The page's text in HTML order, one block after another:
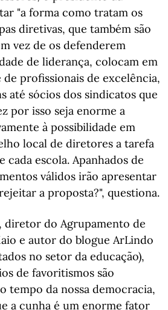
"a forma como tratam os
diretivas, que também são
vez de os defenderem
de liderança, colocam em
de profissionais de excelência,
até sócios dos sindicatos que
por isso seja enorme a
à possibilidade em
local de diretores a tarefa
cada escola. Apanhados de
válidos irão apresentar
a proposta?", questiona.
diretor do Agrupamento de
e autor do blogue ArLindo
no setor da educação),
de favoritismos são
tempo da nossa democracia,
a cunha é um enorme fator